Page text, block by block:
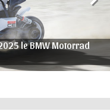
le BMW Motorrad